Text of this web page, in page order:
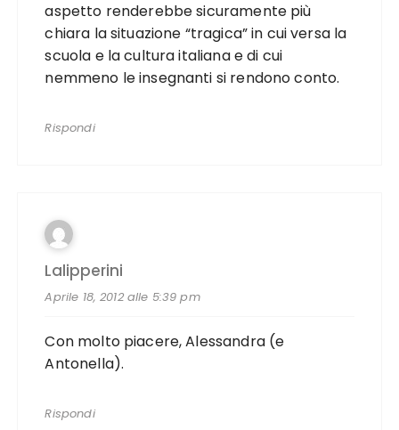
aspetto renderebbe sicuramente più
chiara la situazione “tragica” in cui versa la
scuola e la cultura italiana e di cui
nemmeno le insegnanti si rendono conto.
Rispondi
Lalipperini
Aprile 18, 2012 alle 5:39 pm
Con molto piacere, Alessandra (e
Antonella).
Rispondi